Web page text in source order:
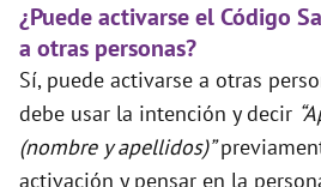
¿Puede activarse el Código
a otras personas?
Sí, puede activarse a otras
debe usar la intención y decir
(nombre y apellidos)”
activación y pensar en la